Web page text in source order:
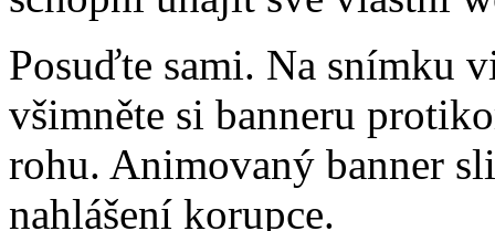
Posuďte sami. Na snímku
všimněte si banneru
rohu. Animovaný banner
nahlášení korupce.